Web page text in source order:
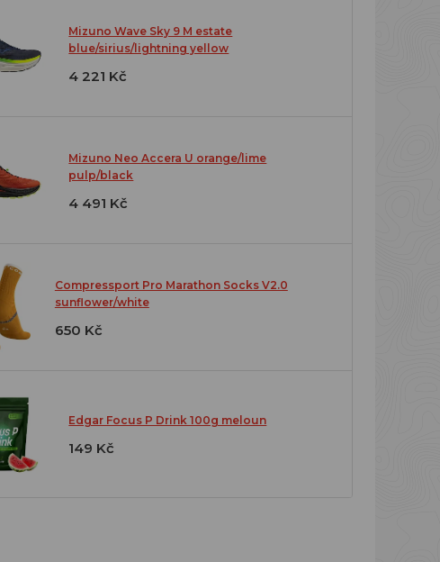
Mizuno Wave Sky 9 M estate
blue/sirius/lightning yellow
4 221 Kč
Mizuno Neo Accera U orange/lime
pulp/black
4 491 Kč
Compressport Pro Marathon Socks V2.0
sunflower/white
650 Kč
Edgar Focus P Drink 100g meloun
149 Kč